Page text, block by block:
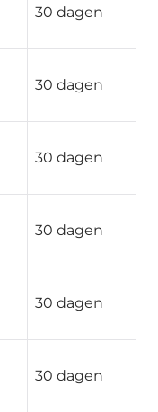
30 dagen
30 dagen
30 dagen
30 dagen
30 dagen
30 dagen